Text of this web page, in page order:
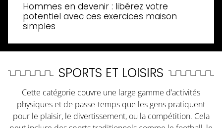
Hommes en devenir : libérez votre
potentiel avec ces exercices maison
simples
SPORTS ET LOISIRS
Cette catégorie couvre une large gamme d’activités
physiques et de passe-temps que les gens pratiquent
pour le plaisir, le divertissement, ou la compétition. Cela